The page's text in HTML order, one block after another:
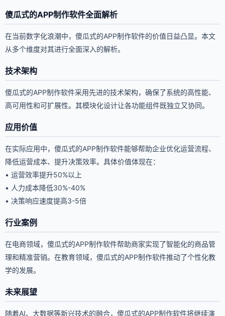
傻瓜式的APP制作软件全面解析
在当前数字化浪潮中，傻瓜式的APP制作软件的价值日益凸显。本文
从多个维度对其进行全面深入的解析。
技术架构
傻瓜式的APP制作软件采用先进的技术架构，确保了系统的高性能、
高可用性和可扩展性。其模块化设计让各功能组件既独立又协同。
应用价值
在实际应用中，傻瓜式的APP制作软件能够帮助企业优化运营流程、
降低运营成本、提升决策效率。具体价值体现在：
• 运营效率提升50%以上
• 人力成本降低30%-40%
• 决策响应速度提高3-5倍
行业案例
在电商领域，傻瓜式的APP制作软件帮助商家实现了智能化的商品管
理和精准营销。在教育领域，傻瓜式的APP制作软件推动了个性化教
学的发展。
未来展望
随着AI、大数据等新兴技术的融合，傻瓜式的APP制作软件将继续演